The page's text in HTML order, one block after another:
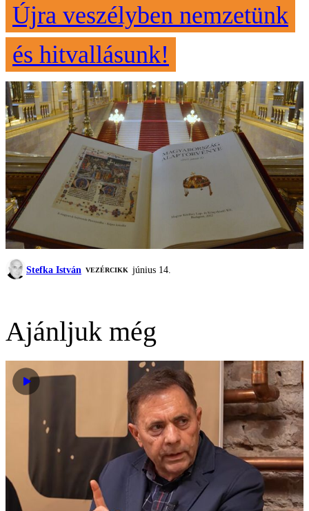
Újra veszélyben nemzetünk
és hitvallásunk!
Stefka István VEZÉRCIKK június 14.
Ajánljuk még